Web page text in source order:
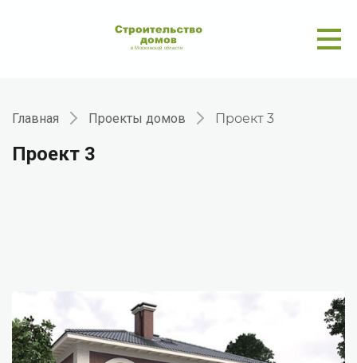
Главная Проекты домов Проект 3
Проект 3